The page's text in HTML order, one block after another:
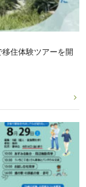
住体験ツアーを開